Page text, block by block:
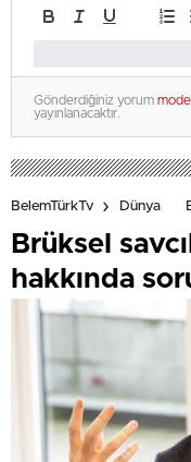
Gönderdiğiniz yorum
yayınlanacaktır.
BelemTürkTv Dünya
Brüksel
hakkında